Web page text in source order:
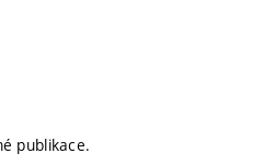
publikace.